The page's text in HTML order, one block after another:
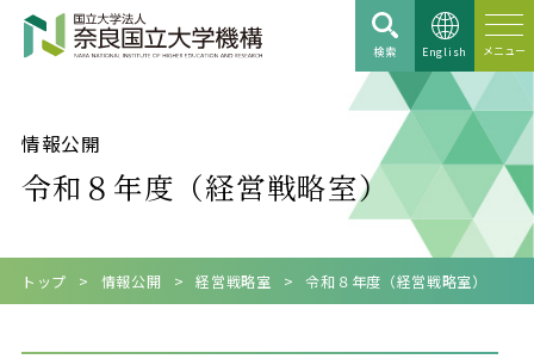
検索 English
情報公開
令和８年度（経営戦略室）
トップ 情報公開 経営戦略室 令和８年度（経営戦略室）